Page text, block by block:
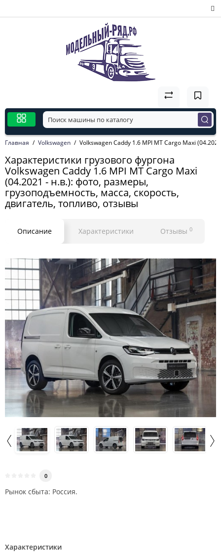
Главная Volkswagen Volkswagen Caddy 1.6 MPI MT Cargo Maxi
Характеристики грузового фургона
Volkswagen Caddy 1.6 MPI MT Cargo Maxi
(04.2021 - н.в.): фото, размеры,
грузоподъемность, масса, скорость,
двигатель, топливо, отзывы
Описание Характеристики Отзывы 0
0
Рынок сбыта: Россия.
Характеристики